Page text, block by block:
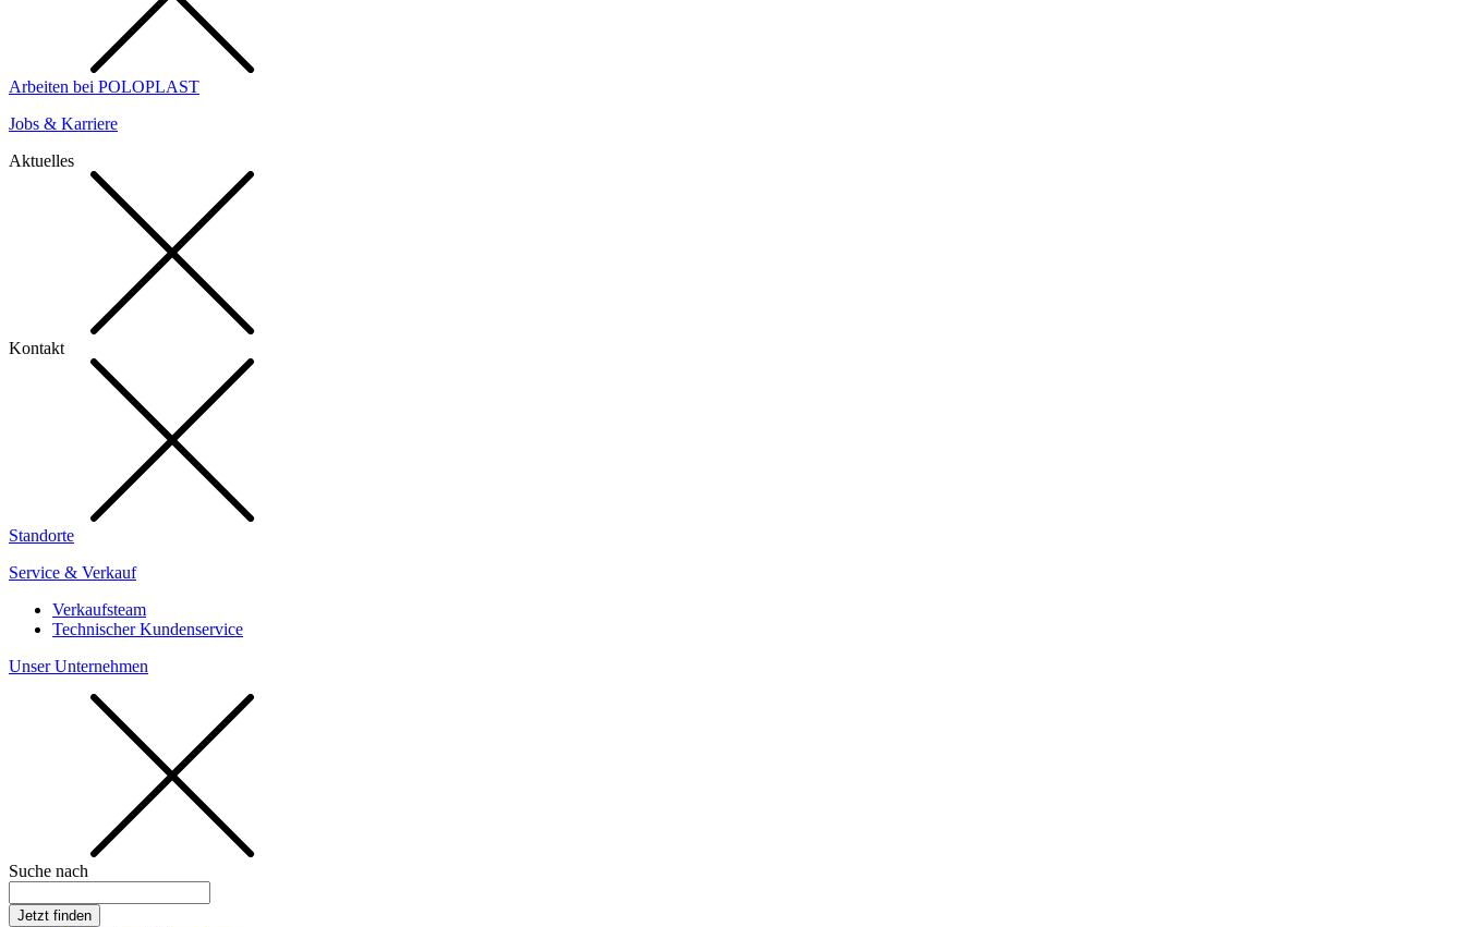
Arbeiten bei POLOPLAST
Jobs & Karriere
Aktuelles
Kontakt
Standorte
Service & Verkauf
Verkaufsteam
Technischer Kundenservice
Unser Unternehmen
Suche nach